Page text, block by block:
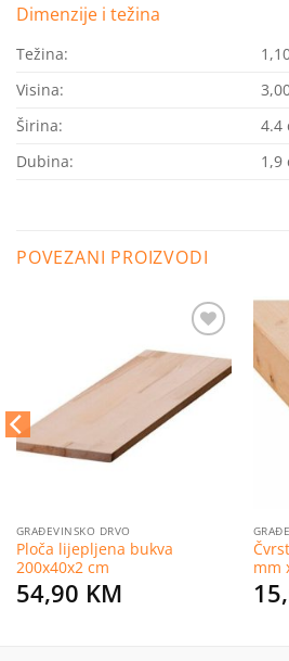
Dimenzije i težina
Težina:
Visina:
Širina:
4.4
Dubina:
1,9
POVEZANI PROIZVODI
Dodaj
listu
želja
GRAĐEVINSKO DRVO
Ploča lijepljena bukva
200x40x2 cm
54,90 KM
mm